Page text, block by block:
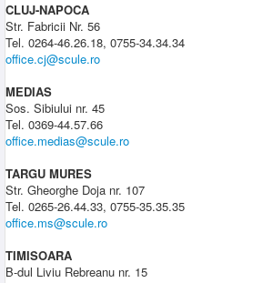
CLUJ-NAPOCA
Str. Fabricii Nr. 56
Tel. 0264-46.26.18, 0755-34.34.34
office.cj@scule.ro
MEDIAS
Sos. Sibiului nr. 45
Tel. 0369-44.57.66
office.medias@scule.ro
TARGU MURES
Str. Gheorghe Doja nr. 107
Tel. 0265-26.44.33, 0755-35.35.35
office.ms@scule.ro
TIMISOARA
B-dul Liviu Rebreanu nr. 15